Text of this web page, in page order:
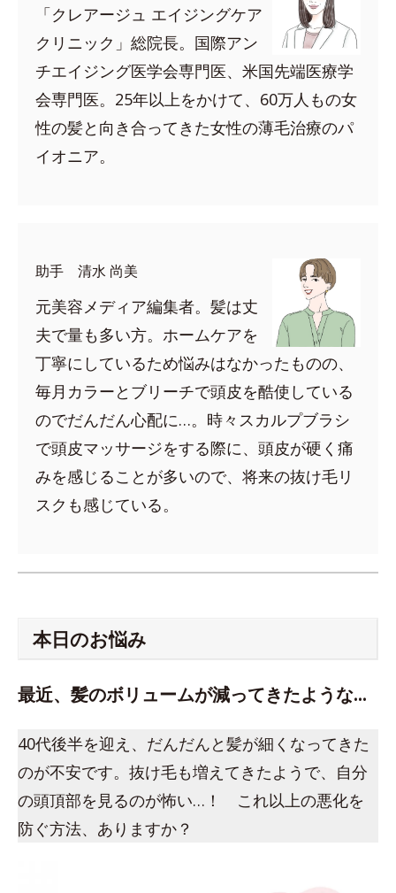
「クレアージュ エイジングケア
クリニック」総院長。国際アン
チエイジング医学会専門医、米国先端医療学
会専門医。25年以上をかけて、60万人もの女
性の髪と向き合ってきた女性の薄毛治療のパ
イオニア。
助手 清水 尚美
元美容メディア編集者。髪は丈
夫で量も多い方。ホームケアを
丁寧にしているため悩みはなかったものの、
毎月カラーとブリーチで頭皮を酷使している
のでだんだん心配に…。時々スカルプブラシ
で頭皮マッサージをする際に、頭皮が硬く痛
みを感じることが多いので、将来の抜け毛リ
スクも感じている。
本日のお悩み
最近、髪のボリュームが減ってきたような…
40代後半を迎え、だんだんと髪が細くなってきた
のが不安です。抜け毛も増えてきたようで、自分
の頭頂部を見るのが怖い…！ これ以上の悪化を
防ぐ方法、ありますか？